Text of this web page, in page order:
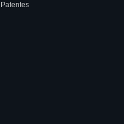
Patentes